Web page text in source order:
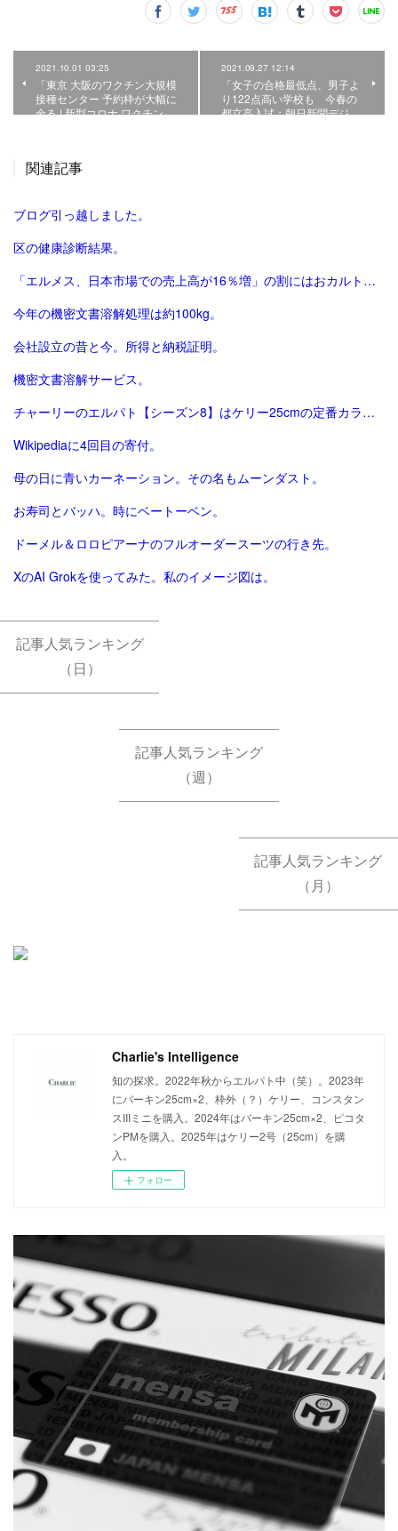
2021.10.01 03:25
「東京 大阪のワクチン大規模
接種センター 予約枠が大幅に
余る | 新型コロナ ワクチン…
2021.09.27 12:14
「女子の合格最低点、男子よ
り122点高い学校も 今春の
都立高入試：朝日新聞デジ…
関連記事
ブログ引っ越しました。
区の健康診断結果。
「エルメス、日本市場での売上高が16％増」の割にはおカルト系（笑）は減った気がする。
今年の機密文書溶解処理は約100kg。
会社設立の昔と今。所得と納税証明。
機密文書溶解サービス。
チャーリーのエルパト【シーズン8】はケリー25cmの定番カラーで終了。
Wikipediaに4回目の寄付。
母の日に青いカーネーション。その名もムーンダスト。
お寿司とバッハ。時にベートーベン。
ドーメル＆ロロピアーナのフルオーダースーツの行き先。
XのAI Grokを使ってみた。私のイメージ図は。
記事人気ランキング
（日）
記事人気ランキング
（週）
記事人気ランキング
（月）
Charlie's Intelligence
知の探求。2022年秋からエルパト中（笑）。2023年
にバーキン25cm×2、枠外（？）ケリー、コンスタン
スIIIミニを購入。2024年はバーキン25cm×2、ピコタ
ンPMを購入。2025年はケリー2号（25cm）を購
入。
フォロー